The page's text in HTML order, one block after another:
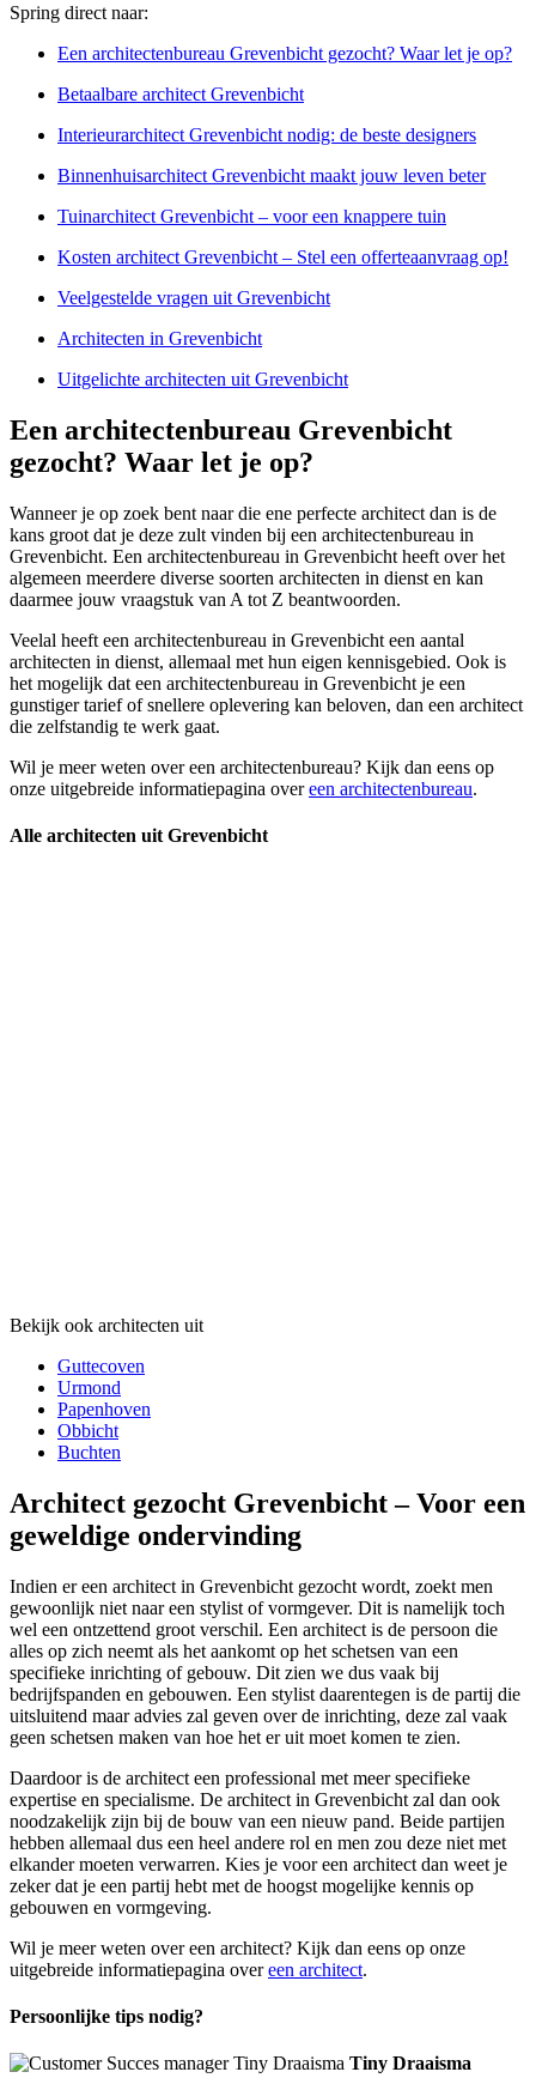
Spring direct naar:
Een architectenbureau Grevenbicht gezocht? Waar let je op?
Betaalbare architect Grevenbicht
Interieurarchitect Grevenbicht nodig: de beste designers
Binnenhuisarchitect Grevenbicht maakt jouw leven beter
Tuinarchitect Grevenbicht – voor een knappere tuin
Kosten architect Grevenbicht – Stel een offerteaanvraag op!
Veelgestelde vragen uit Grevenbicht
Architecten in Grevenbicht
Uitgelichte architecten uit Grevenbicht
Een architectenbureau Grevenbicht
gezocht? Waar let je op?
Wanneer je op zoek bent naar die ene perfecte architect dan is de
kans groot dat je deze zult vinden bij een architectenbureau in
Grevenbicht. Een architectenbureau in Grevenbicht heeft over het
algemeen meerdere diverse soorten architecten in dienst en kan
daarmee jouw vraagstuk van A tot Z beantwoorden.
Veelal heeft een architectenbureau in Grevenbicht een aantal
architecten in dienst, allemaal met hun eigen kennisgebied. Ook is
het mogelijk dat een architectenbureau in Grevenbicht je een
gunstiger tarief of snellere oplevering kan beloven, dan een architect
die zelfstandig te werk gaat.
Wil je meer weten over een architectenbureau? Kijk dan eens op
onze uitgebreide informatiepagina overeen architectenbureau.
Alle architecten uit Grevenbicht
Bekijk ook architecten uit
Guttecoven
Urmond
Papenhoven
Obbicht
Buchten
Architect gezocht Grevenbicht – Voor een
geweldige ondervinding
Indien er een architect in Grevenbicht gezocht wordt, zoekt men
gewoonlijk niet naar een stylist of vormgever. Dit is namelijk toch
wel een ontzettend groot verschil. Een architect is de persoon die
alles op zich neemt als het aankomt op het schetsen van een
specifieke inrichting of gebouw. Dit zien we dus vaak bij
bedrijfspanden en gebouwen. Een stylist daarentegen is de partij die
uitsluitend maar advies zal geven over de inrichting, deze zal vaak
geen schetsen maken van hoe het er uit moet komen te zien.
Daardoor is de architect een professional met meer specifieke
expertise en specialisme. De architect in Grevenbicht zal dan ook
noodzakelijk zijn bij de bouw van een nieuw pand. Beide partijen
hebben allemaal dus een heel andere rol en men zou deze niet met
elkander moeten verwarren. Kies je voor een architect dan weet je
zeker dat je een partij hebt met de hoogst mogelijke kennis op
gebouwen en vormgeving.
Wil je meer weten over een architect? Kijk dan eens op onze
uitgebreide informatiepagina overeen architect.
Persoonlijke tips nodig?
Tiny Draaisma